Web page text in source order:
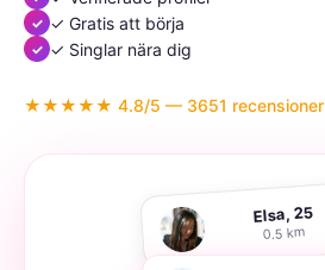
✓ Gratis att börja
✓ Singlar nära dig
★★★★★ 4.8/5 — 3651 recensioner
Elsa, 25
0.5 km